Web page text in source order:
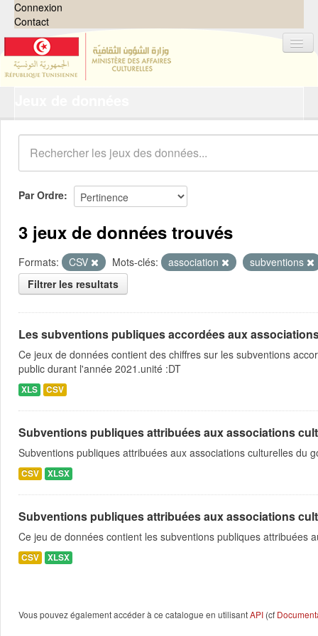
Connexion
Contact
Organisations
Groupes
Demandes 0
À propos
Par Ordre
3 jeux de données trouvés
Formats: CSV Mots-clés: association
subventions
Filtrer les resultats
Les subventions publiques accordées aux
Ce jeux de données contient des chiffres sur les subventions
public durant l'année 2021.unité :DT
XLS CSV
Subventions publiques attribuées aux associations
Subventions publiques attribuées aux associations culturelles du
CSV XLSX
Subventions publiques attribuées aux associations
Ce jeu de données contient les subventions publiques attribuées
CSV XLSX
Vous pouvez également accéder à ce catalogue en utilisantAPI (cf